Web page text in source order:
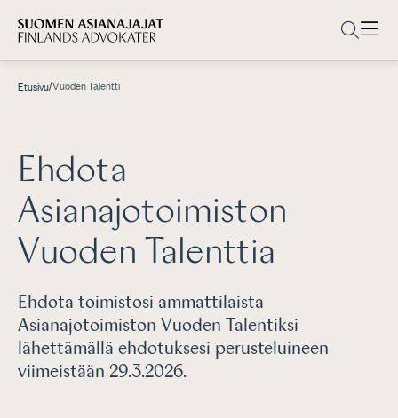
Etusivu/Vuoden Talentti
Ehdota
Asianajotoimiston
Vuoden Talenttia
Ehdota toimistosi ammattilaista
Asianajotoimiston Vuoden Talentiksi
lähettämällä ehdotuksesi perusteluineen
viimeistään 29.3.2026.